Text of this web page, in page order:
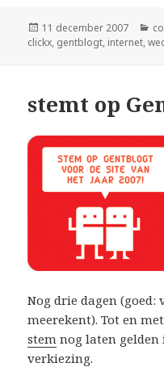
Geplaatst
op
11 december 2007
clickx, gentblogt, internet,
stemt op
Nog drie dagen (goed:
meerekent). Tot en
stem nog laten
verkiezing.